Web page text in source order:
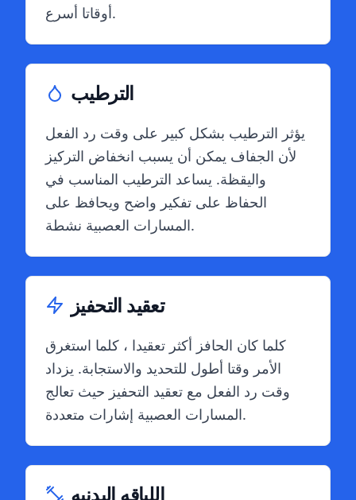
أوقاتا أسرع.
الترطيب
يؤثر الترطيب بشكل كبير على وقت رد الفعل
لأن الجفاف يمكن أن يسبب انخفاض التركيز
واليقظة. يساعد الترطيب المناسب في
الحفاظ على تفكير واضح ويحافظ على
المسارات العصبية نشطة.
تعقيد التحفيز
كلما كان الحافز أكثر تعقيدا ، كلما استغرق
الأمر وقتا أطول للتحديد والاستجابة. يزداد
وقت رد الفعل مع تعقيد التحفيز حيث تعالج
المسارات العصبية إشارات متعددة.
اللياقه البدنيه